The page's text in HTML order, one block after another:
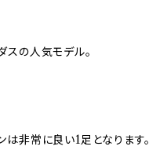
スの人気モデル。
は非常に良い1足となります。